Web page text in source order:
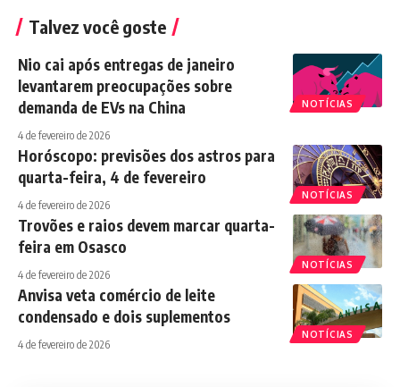
Talvez você goste
NOTÍCIAS
Nio cai após entregas de janeiro
levantarem preocupações sobre
demanda de EVs na China
4 de fevereiro de 2026
NOTÍCIAS
Horóscopo: previsões dos astros para
quarta-feira, 4 de fevereiro
4 de fevereiro de 2026
NOTÍCIAS
Trovões e raios devem marcar quarta-
feira em Osasco
4 de fevereiro de 2026
NOTÍCIAS
Anvisa veta comércio de leite
condensado e dois suplementos
4 de fevereiro de 2026